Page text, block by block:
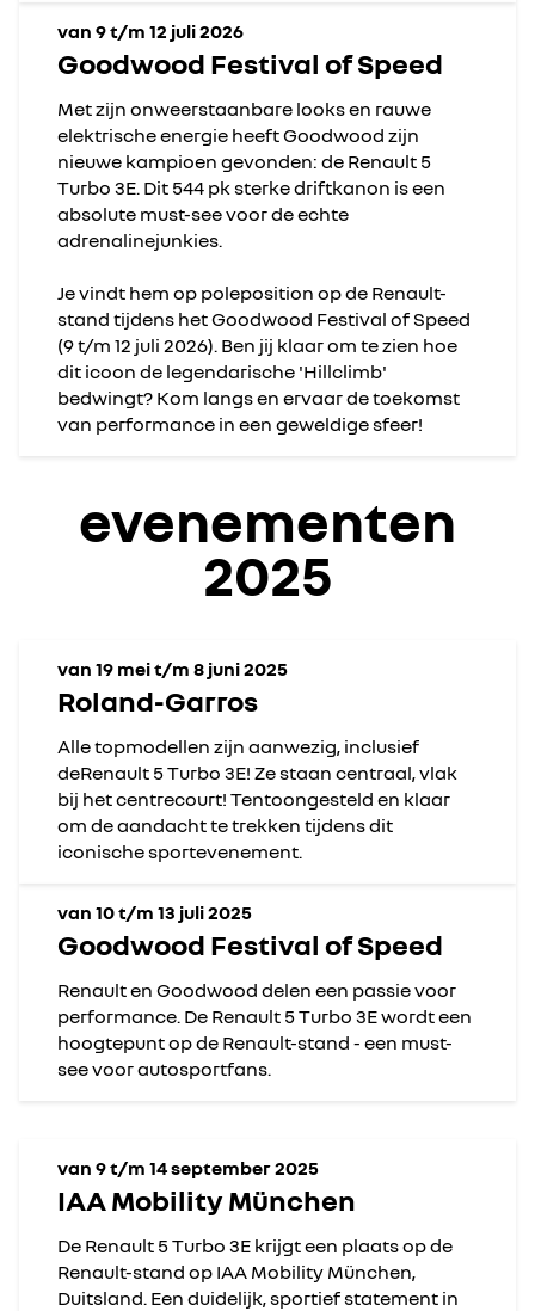
van 9 t/m 12 juli 2026
Goodwood Festival of Speed
Met zijn onweerstaanbare looks en rauwe
elektrische energie heeft Goodwood zijn
nieuwe kampioen gevonden: de Renault 5
Turbo 3E. Dit 544 pk sterke driftkanon is een
absolute must-see voor de echte
adrenalinejunkies.
Je vindt hem op poleposition op de Renault-
stand tijdens het Goodwood Festival of Speed
(9 t/m 12 juli 2026). Ben jij klaar om te zien hoe
dit icoon de legendarische 'Hillclimb'
bedwingt? Kom langs en ervaar de toekomst
van performance in een geweldige sfeer!
evenementen
2025
van 19 mei t/m 8 juni 2025
Roland-Garros
Alle topmodellen zijn aanwezig, inclusief
deRenault 5 Turbo 3E! Ze staan centraal, vlak
bij het centrecourt! Tentoongesteld en klaar
om de aandacht te trekken tijdens dit
iconische sportevenement.
van 10 t/m 13 juli 2025
Goodwood Festival of Speed
Renault en Goodwood delen een passie voor
performance. De Renault 5 Turbo 3E wordt een
hoogtepunt op de Renault-stand - een must-
see voor autosportfans.
van 9 t/m 14 september 2025
IAA Mobility München
De Renault 5 Turbo 3E krijgt een plaats op de
Renault-stand op IAA Mobility München,
Duitsland. Een duidelijk, sportief statement in